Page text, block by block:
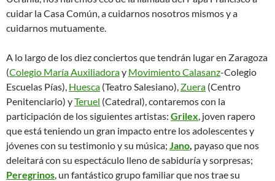
cuidar la Casa Común, a cuidarnos nosotros mismos y a
cuidarnos mutuamente.
A lo largo de los diez conciertos que tendrán lugar en Zaragoza
(Colegio María Auxiliadoray Movimiento Calasanz-Colegio
Escuelas Pías), Huesca (Teatro Salesiano), Zuera (Centro
Penitenciario) yTeruel (Catedral), contaremos con la
participación de los siguientes artistas: Grilex , joven rapero
que está teniendo un gran impacto entre los adolescentes y
jóvenes con su testimonio y su música; Jano payaso que nos
deleitará con su espectáculo lleno de sabiduría y sorpresas;
Peregrinos , un fantástico grupo familiar que nos trae su